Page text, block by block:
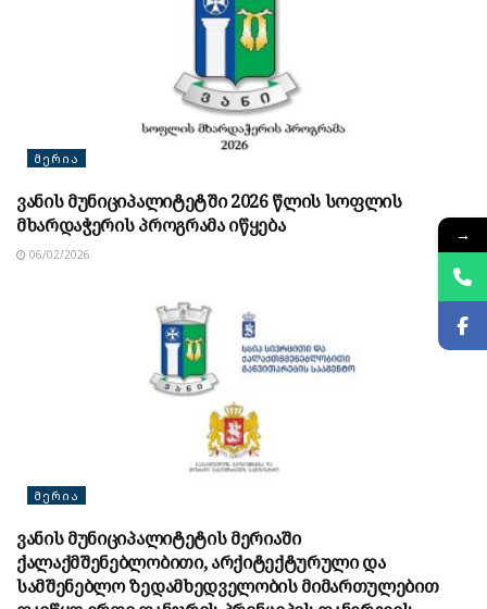
ᲛᲔᲠᲘᲐ
ვანის მუნიციპალიტეტში 2026 წლის სოფლის
მხარდაჭერის პროგრამა იწყება
06/02/2026
ᲛᲔᲠᲘᲐ
ვანის მუნიციპალიტეტის მერიაში
ქალაქმშენებლობითი, არქიტექტურული და
სამშენებლო ზედამხედველობის მიმართულებით
→